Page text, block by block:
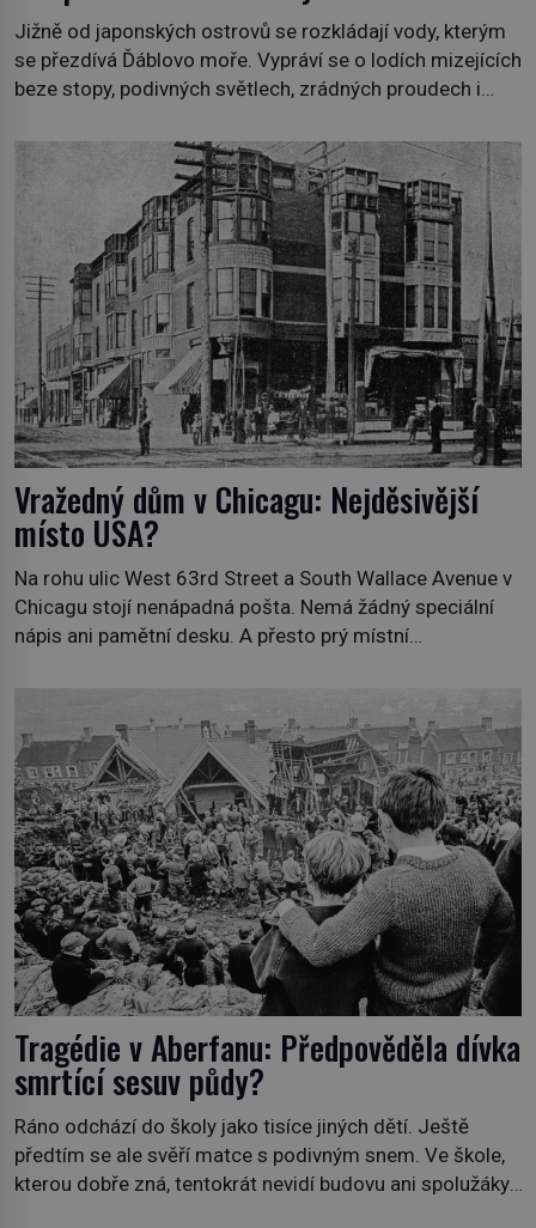
Jižně od japonských ostrovů se rozkládají vody, kterým
se přezdívá Ďáblovo moře. Vypráví se o lodích mizejících
beze stopy, podivných světlech, zrádných proudech i
dávných legendách. Je tichomořský Dračí trojúhelník
skutečně prokletým místem, nebo se zde jen
nebezpečná příroda proměnila v jednu z
nejpůsobivějších námořních záhad? […]
Vražedný dům v Chicagu: Nejděsivější
místo USA?
Na rohu ulic West 63rd Street a South Wallace Avenue v
Chicagu stojí nenápadná pošta. Nemá žádný speciální
nápis ani pamětní desku. A přesto prý místní
sídlil sériový vrah H. H. Holmes a také nejpropracovanější
past na lidi v dějinách americké kriminalistiky. Herman
Webster Mudgett (1861–1896) přijíždí […]
Tragédie v Aberfanu: Předpověděla dívka
smrtící sesuv půdy?
Ráno odchází do školy jako tisíce jiných dětí. Ještě
předtím se ale svěří matce s podivným snem. Ve škole,
kterou dobře zná, tentokrát nevidí budovu ani spolužáky.